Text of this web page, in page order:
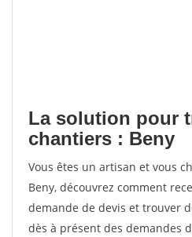
La solution pour
chantiers : Beny
Vous êtes un artisan et vous
Beny, découvrez comment
demande de devis et trouver
dès à présent des demandes